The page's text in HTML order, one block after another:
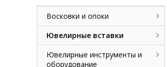
Восковки и опоки
Ювелирные вставки
Ювелирные инструменты и
оборудование